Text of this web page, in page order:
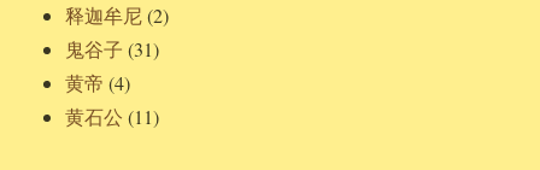
释迦牟尼(2)
鬼谷子 (31)
黄帝 (4)
黄石公 (11)